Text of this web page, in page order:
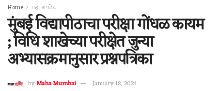
Home महा अपडेट
मुंबई विद्यापीठाचा परीक्षा गोंधळ कायम
; विधि शाखेच्या परीक्षेत जुन्या
अभ्यासक्रमानुसार प्रश्नपत्रिका
byMaha Mumbai
January 18, 2024